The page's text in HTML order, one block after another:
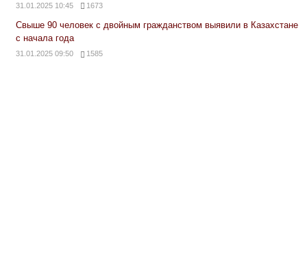
31.01.2025 10:45 1673
Свыше 90 человек с двойным гражданством выявили в Казахстане
с начала года
31.01.2025 09:50 1585